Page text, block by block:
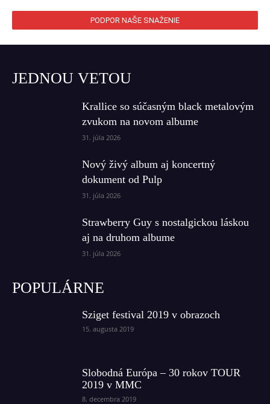
PODPOR NAŠE SNAŽENIE
JEDNOU VETOU
Krallice so súčasným black metalovým
zvukom na novom albume
31. júla 2026
Nový živý album aj koncertný
dokument od Pulp
31. júla 2026
Strawberry Guy s nostalgickou láskou
aj na druhom albume
31. júla 2026
POPULÁRNE
Sziget festival 2019 v obrazoch
15. augusta 2019
Slobodná Európa – 30 rokov TOUR
2019 v MMC
8. decembra 2019